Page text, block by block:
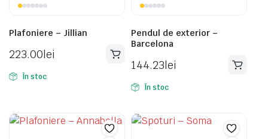
Plafoniere – Jillian
223.00lei
În stoc
Pendul de exterior –
Barcelona
144.23lei
În stoc